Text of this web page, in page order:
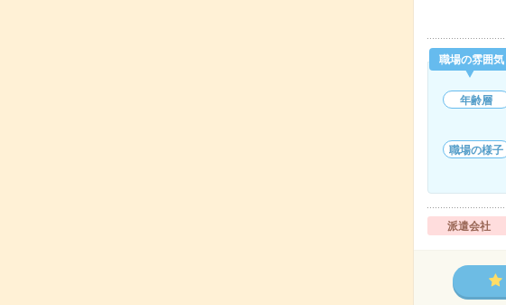
職場の雰囲気
年齢層
職場の様子
派遣会社